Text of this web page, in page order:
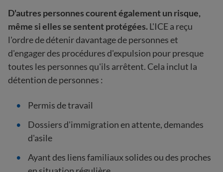
D'autres personnes courent également un risque,
même si elles se sentent protégées.L'ICE a reçu
l'ordre de détenir davantage de personnes et
d'engager des procédures d'expulsion pour presque
toutes les personnes qu'ils arrêtent. Cela inclut la
détention de personnes :
Permis de travail
Dossiers d'immigration en attente, demandes
d'asile
Ayant des liens familiaux solides ou des proches